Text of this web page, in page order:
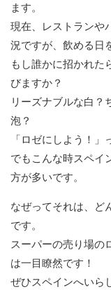
ます。
現在、レストランや
況ですが、飲める日
もし誰かに招かれた
びますか？
リーズナブルな白？
泡？
「ロゼにしよう！」
でもこんな時スペイ
方が多いです。
なぜってそれは、ど
です。
スーパーの売り場の
は一目瞭然です！
ぜひスペインへいら